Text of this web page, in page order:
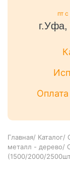
пт
г.Уфа,
Главная/ Каталог/
металл - дерево/
(1500/2000/